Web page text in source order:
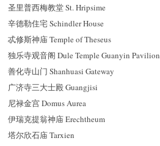
圣里普西梅教堂 St. Hripsime
辛德勒住宅 Schindler House
忒修斯神庙 Temple of Theseus
独乐寺观音阁 Dule Temple Guanyin Pavilion
善化寺山门 Shanhuasi Gateway
广济寺三大士殿 Guangjisi
尼禄金宫 Domus Aurea
伊瑞克提翁神庙 Erechtheum
塔尔欣石庙 Tarxien